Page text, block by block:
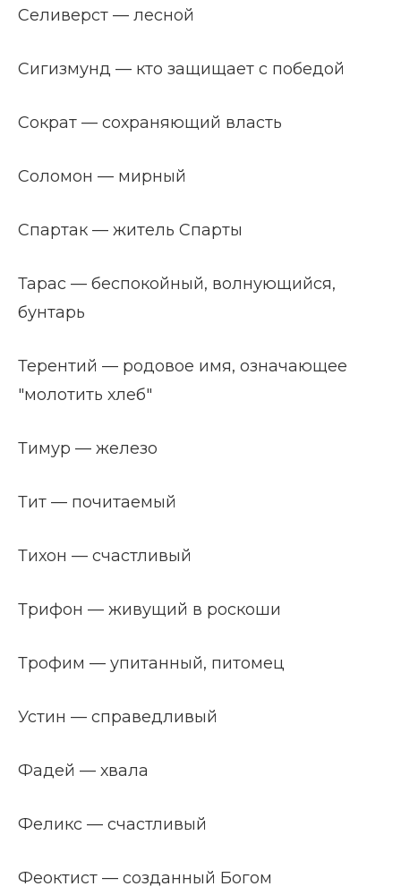
Селиверст — лесной
Сигизмунд — кто защищает с победой
Сократ — сохраняющий власть
Соломон — мирный
Спартак — житель Спарты
Тарас — беспокойный, волнующийся,
бунтарь
Терентий — родовое имя, означающее
"молотить хлеб"
Тимур — железо
Тит — почитаемый
Тихон — счастливый
Трифон — живущий в роскоши
Трофим — упитанный, питомец
Устин — справедливый
Фадей — хвала
Феликс — счастливый
Феоктист — созданный Богом